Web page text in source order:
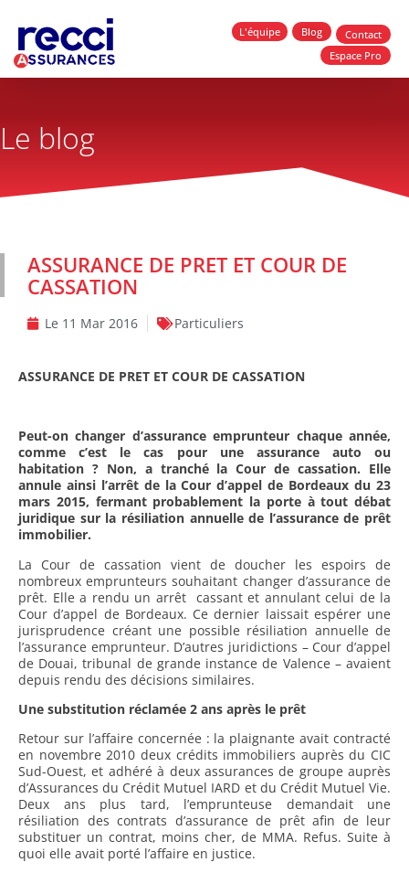
L'équipe Blog
Contact
Espace Pro
Le blog
ASSURANCE DE PRET ET COUR DE
CASSATION
Le 11 Mar 2016 Particuliers
ASSURANCE DE PRET ET COUR DE CASSATION
Peut-on changer d’assurance emprunteur chaque année,
comme c’est le cas pour une assurance auto ou
habitation ? Non, a tranché la Cour de cassation. Elle
annule ainsi l’arrêt de la Cour d’appel de Bordeaux du 23
mars 2015, fermant probablement la porte à tout débat
juridique sur la résiliation annuelle de l’assurance de prêt
immobilier.
La Cour de cassation vient de doucher les espoirs de
nombreux emprunteurs souhaitant changer d’assurance de
prêt. Elle a rendu un arrêt cassant et annulant celui de la
Cour d’appel de Bordeaux. Ce dernier laissait espérer une
jurisprudence créant une possible résiliation annuelle de
l’assurance emprunteur. D’autres juridictions – Cour d’appel
de Douai, tribunal de grande instance de Valence – avaient
depuis rendu des décisions similaires.
Une substitution réclamée 2 ans après le prêt
Retour sur l’affaire concernée : la plaignante avait contracté
en novembre 2010 deux crédits immobiliers auprès du CIC
Sud-Ouest, et adhéré à deux assurances de groupe auprès
d’Assurances du Crédit Mutuel IARD et du Crédit Mutuel Vie.
Deux ans plus tard, l’emprunteuse demandait une
résiliation des contrats d’assurance de prêt afin de leur
substituer un contrat, moins cher, de MMA. Refus. Suite à
quoi elle avait porté l’affaire en justice.